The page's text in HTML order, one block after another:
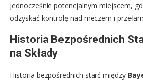
jednocześnie potencjalnym miejscem,
odzyskać kontrolę nad meczem i
Historia Bezpośrednich
na Składy
Historia bezpośrednich starć między